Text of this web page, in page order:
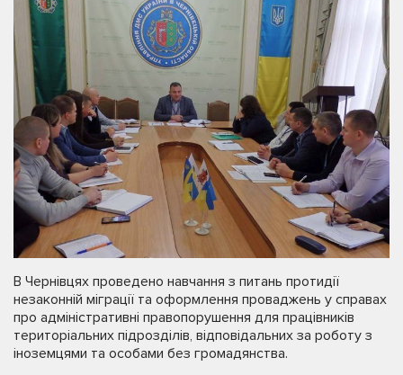
В Чернівцях проведено навчання з питань протидії
незаконній міграції та оформлення проваджень у справах
про адміністративні правопорушення для працівників
територіальних підрозділів, відповідальних за роботу з
іноземцями та особами без громадянства.